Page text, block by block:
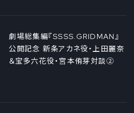
劇場総集編『SSSS.GRIDMAN』
公開記念 新条アカネ役・上田麗奈
＆宝多六花役・宮本侑芽対談②